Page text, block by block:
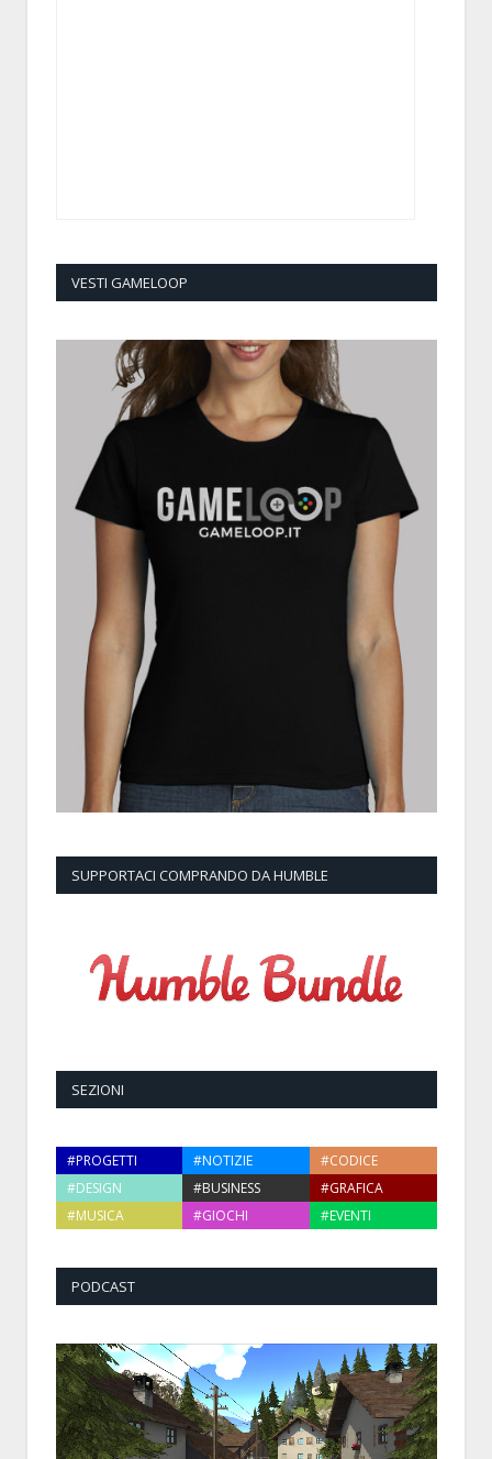
VESTI GAMELOOP
SUPPORTACI COMPRANDO DA HUMBLE
SEZIONI
#PROGETTI #NOTIZIE
#CODICE
#DESIGN
#BUSINESS
#GRAFICA
#MUSICA
#GIOCHI #EVENTI
PODCAST